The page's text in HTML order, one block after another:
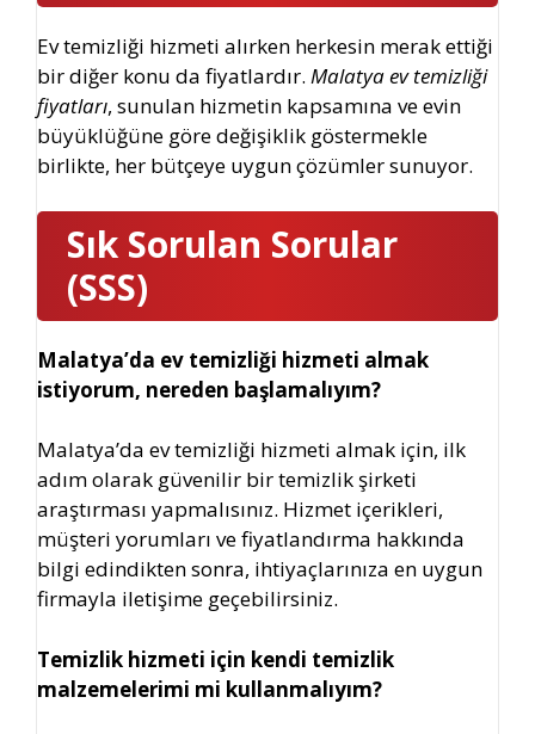
Ev temizliği hizmeti alırken herkesin merak ettiği
bir diğer konu da fiyatlardır. Malatya ev temizliği
fiyatları, sunulan hizmetin kapsamına ve evin
büyüklüğüne göre değişiklik göstermekle
birlikte, her bütçeye uygun çözümler sunuyor.
Sık Sorulan Sorular
(SSS)
Malatya’da ev temizliği hizmeti almak
istiyorum, nereden başlamalıyım?
Malatya’da ev temizliği hizmeti almak için, ilk
adım olarak güvenilir bir temizlik şirketi
araştırması yapmalısınız. Hizmet içerikleri,
müşteri yorumları ve fiyatlandırma hakkında
bilgi edindikten sonra, ihtiyaçlarınıza en uygun
firmayla iletişime geçebilirsiniz.
Temizlik hizmeti için kendi temizlik
malzemelerimi mi kullanmalıyım?